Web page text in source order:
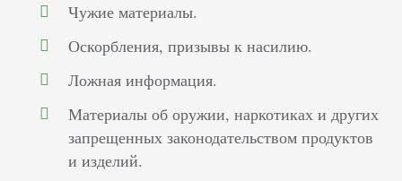
Чужие материалы.
Оскорбления, призывы к насилию.
Ложная информация.
Материалы об оружии, наркотиках и других
запрещенных законодательством продуктов
и изделий.